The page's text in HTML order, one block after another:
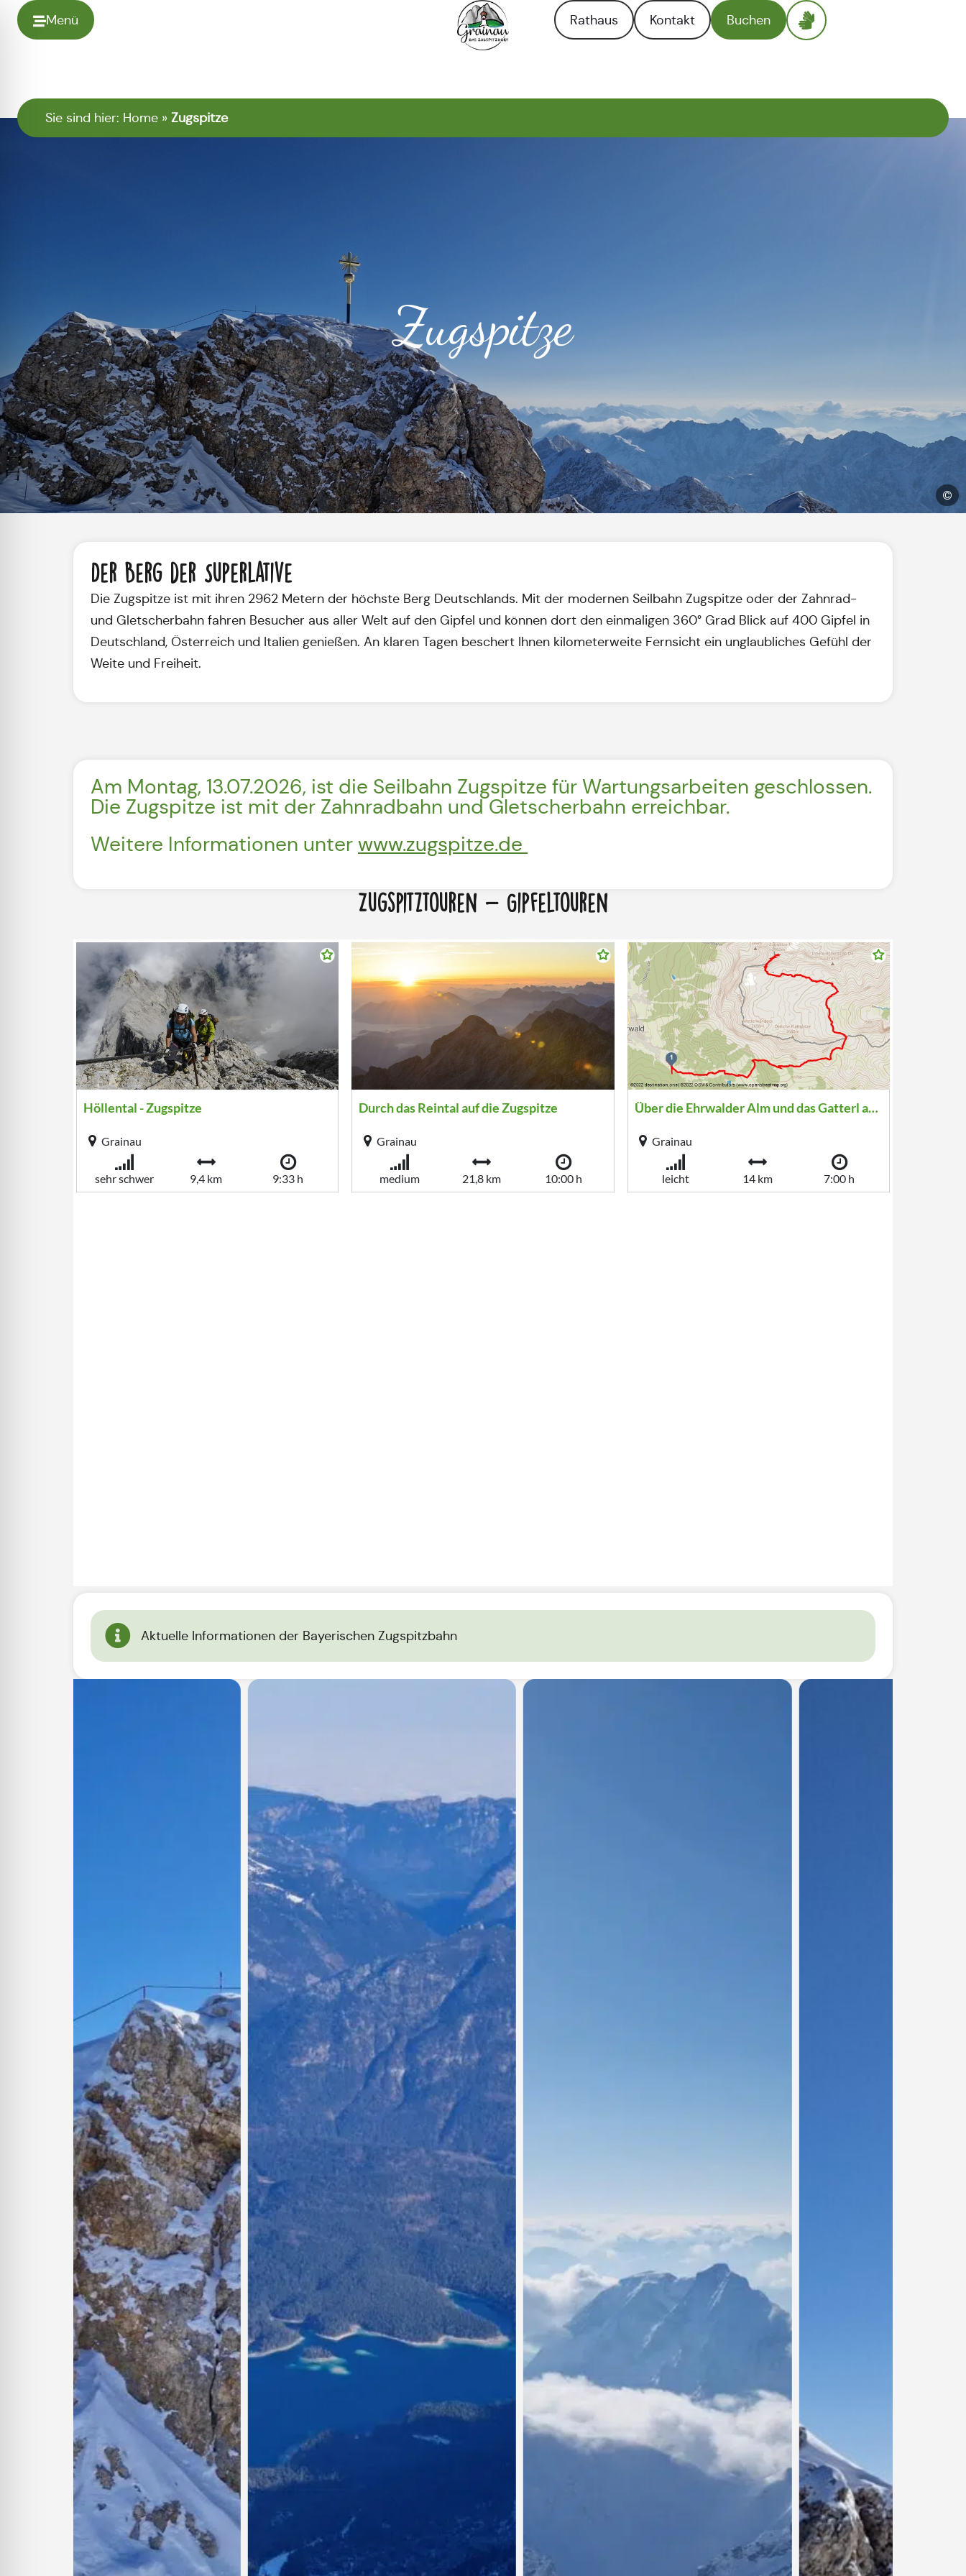
Menü Rathaus Kontakt Buchen
Sie sind hier: Home » Zugspitze
©
Zugspitze
Der Berg der Superlative
Die Zugspitze ist mit ihren 2962 Metern der höchste Berg Deutschlands. Mit der modernen Seilbahn Zugspitze oder der Zahnrad-
und Gletscherbahn fahren Besucher aus aller Welt auf den Gipfel und können dort den einmaligen 360° Grad Blick auf 400 Gipfel in
Deutschland, Österreich und Italien genießen. An klaren Tagen beschert Ihnen kilometerweite Fernsicht ein unglaubliches Gefühl der
Weite und Freiheit.
Am Montag, 13.07.2026, ist die Seilbahn Zugspitze für Wartungsarbeiten geschlossen.
Die Zugspitze ist mit der Zahnradbahn und Gletscherbahn erreichbar.
Weitere Informationen unter www.zugspitze.de
Zugspitztouren - Gipfeltouren
Aktuelle Informationen der Bayerischen Zugspitzbahn